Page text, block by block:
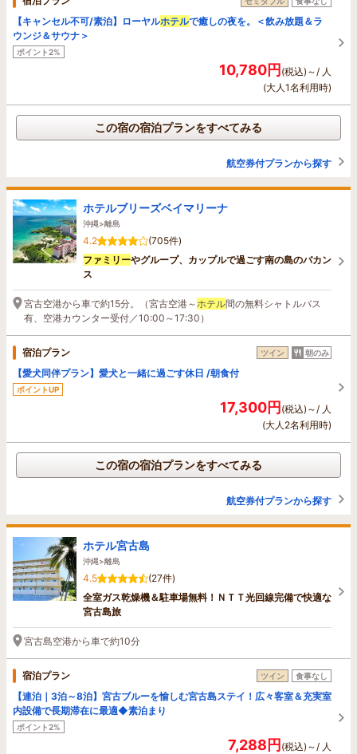
【キャンセル不可/素泊】ローヤルホテルで癒しの夜を。＜飲み放題＆ラ
ウンジ＆サウナ＞
ポイント2%
10,780円(税込)～/ 人
(大人1名利用時)
この宿の宿泊プランをすべてみる
航空券付プランから探す
ホテルブリーズベイマリーナ
沖縄>離島
4.2
(705件)
ファミリーやグループ、カップルで過ごす南の島のバカン
ス
宮古空港から車で約15分。（宮古空港～ ホテル間の無料シャトルバス
有、空港カウンター受付／10:00～17:30）
宿泊プラン ツイン 朝のみ
【愛犬同伴プラン】愛犬と一緒に過ごす休日 /朝食付
ポイントUP
17,300円(税込)～/ 人
(大人2名利用時)
この宿の宿泊プランをすべてみる
航空券付プランから探す
ホテル宮古島
沖縄>離島
4.5
(27件)
全室ガス乾燥機＆駐車場無料！ＮＴＴ光回線完備で快適な
宮古島旅
宮古島空港から車で約10分
宿泊プラン ツイン 食事なし
【連泊｜3泊～8泊】宮古ブルーを愉しむ宮古島ステイ！広々客室＆充実室
内設備で長期滞在に最適◆素泊まり
ポイント2%
7,288円(税込)～/ 人